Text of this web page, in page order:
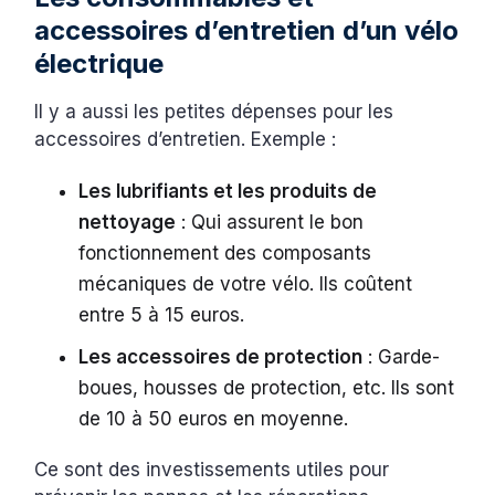
accessoires d’entretien d’un vélo
électrique
Il y a aussi les petites dépenses pour les
accessoires d’entretien. Exemple :
Les lubrifiants et les produits de
nettoyage : Qui assurent le bon
fonctionnement des composants
mécaniques de votre vélo. Ils coûtent
entre 5 à 15 euros.
Les accessoires de protection : Garde-
boues, housses de protection, etc. Ils sont
de 10 à 50 euros en moyenne.
Ce sont des investissements utiles pour